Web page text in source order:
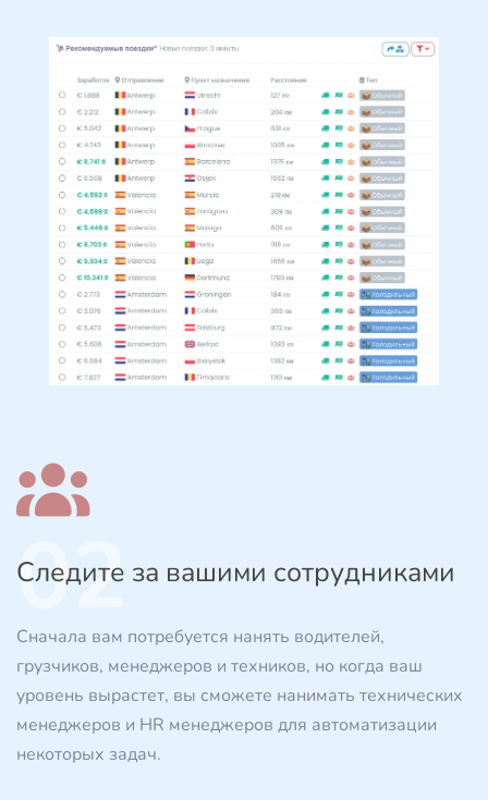
02
Следите за вашими сотрудниками
Сначала вам потребуется нанять водителей,
грузчиков, менеджеров и техников, но когда ваш
уровень вырастет, вы сможете нанимать технических
менеджеров и HR менеджеров для автоматизации
некоторых задач.